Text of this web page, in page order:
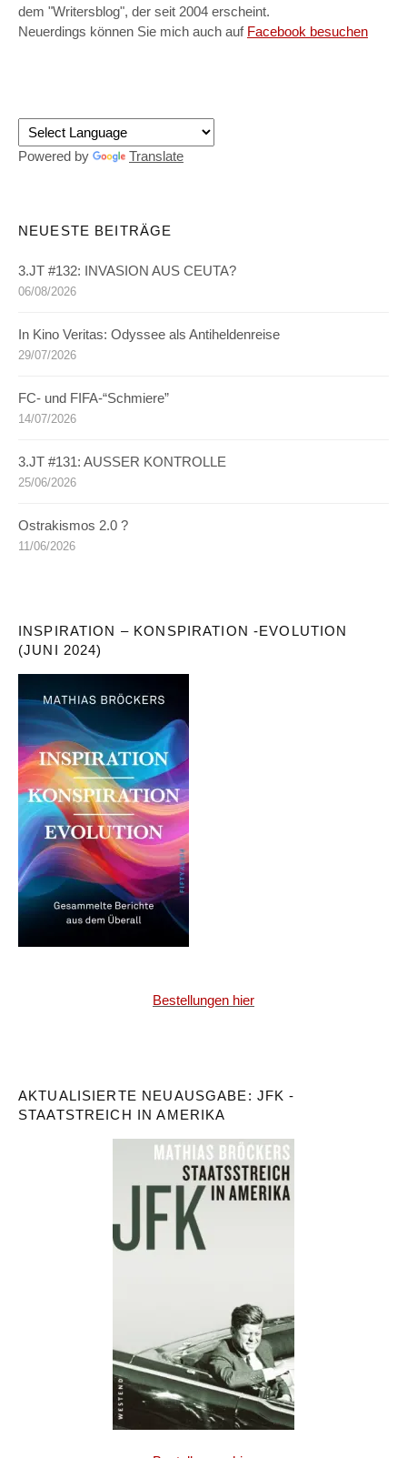
dem "Writersblog", der seit 2004 erscheint.
Neuerdings können Sie mich auch auf Facebook besuchen
Powered by Translate
NEUESTE BEITRÄGE
3.JT #132: INVASION AUS CEUTA?
06/08/2026
In Kino Veritas: Odyssee als Antiheldenreise
29/07/2026
FC- und FIFA-“Schmiere”
14/07/2026
3.JT #131: AUSSER KONTROLLE
25/06/2026
Ostrakismos 2.0 ?
11/06/2026
INSPIRATION – KONSPIRATION -EVOLUTION
(JUNI 2024)
Bestellungen hier
AKTUALISIERTE NEUAUSGABE: JFK -
STAATSTREICH IN AMERIKA